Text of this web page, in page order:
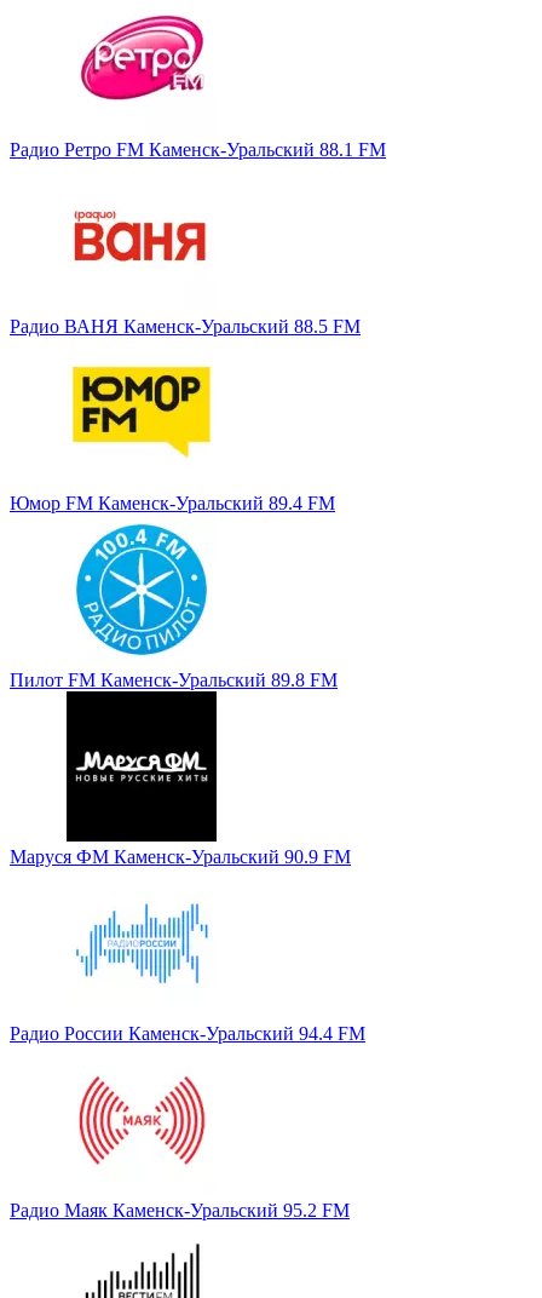
Радио Ретро FM Каменск-Уральский 88.1 FM
Радио ВАНЯ Каменск-Уральский 88.5 FM
Юмор FM Каменск-Уральский 89.4 FM
Пилот FM Каменск-Уральский 89.8 FM
Маруся ФМ Каменск-Уральский 90.9 FM
Радио России Каменск-Уральский 94.4 FM
Радио Маяк Каменск-Уральский 95.2 FM